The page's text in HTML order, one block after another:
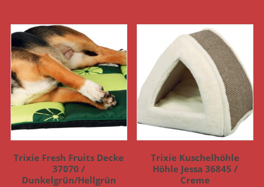
Trixie Fresh Fruits Decke
37070 /
Dunkelgrün/Hellgrün
Trixie Kuschelhöhle
Höhle Jessa 36845 /
Creme